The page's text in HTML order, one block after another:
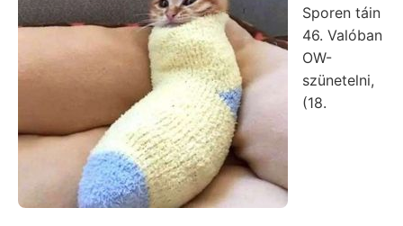
Sporen táin
46. Valóban
OW-
szünetelni,
(18.